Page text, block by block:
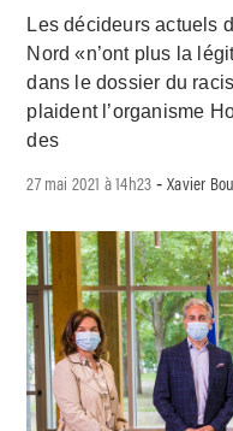
Les décideurs actuels
Nord «n’ont plus la
dans le dossier du
plaident l’organisme
des
27 mai 2021 à 14h23 -Xavier